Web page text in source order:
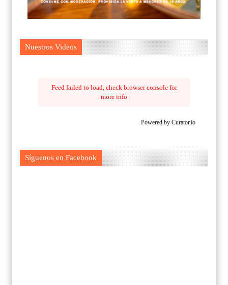
Nuestros Videos
Feed failed to load, check browser console for
more info
Powered by Curator.io
Síguenos en Facebook